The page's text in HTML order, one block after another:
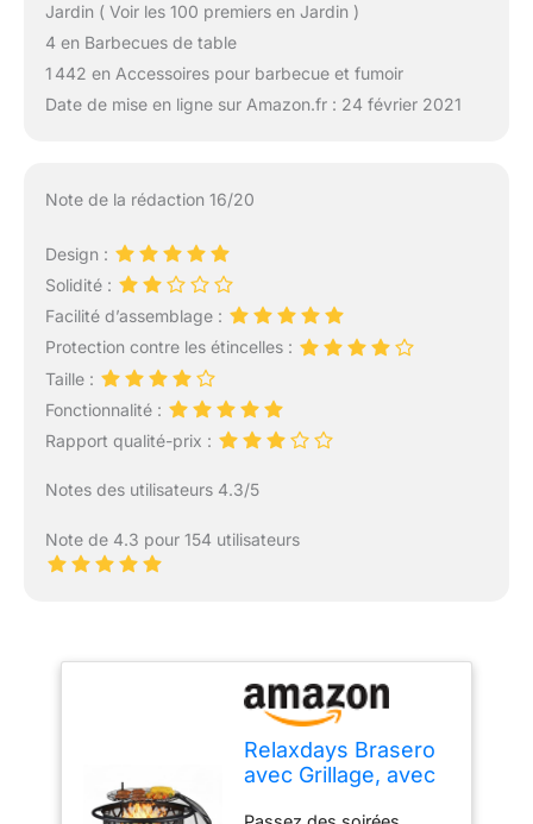
Jardin ( Voir les 100 premiers en Jardin )
4 en Barbecues de table
1 442 en Accessoires pour barbecue et fumoir
Date de mise en ligne sur Amazon.fr : 24 février 2021
Note de la rédaction 16/20
Design :
Solidité :
Facilité d’assemblage :
Protection contre les étincelles :
Taille :
Fonctionnalité :
Rapport qualité-prix :
Notes des utilisateurs 4.3/5
Note de 4.3 pour 154 utilisateurs
Relaxdays Brasero
avec Grillage, avec